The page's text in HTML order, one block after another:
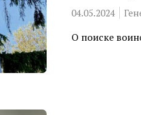
04.05.2024
О поиске